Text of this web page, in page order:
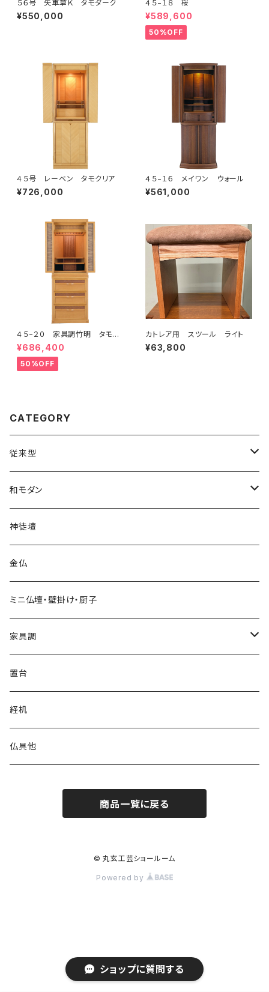
ショップに質問する
５６号 矢車草Ｋ タモダーク
¥550,000
４５−１８ 桜
¥589,600
50%OFF
４５号 レーベン タモクリア
¥726,000
４５−１６ メイワン ウォール
¥561,000
４５−２０ 家具調竹明 タモ／1
4340
¥686,400
50%OFF
カトレア用 スツール ライト
¥63,800
CATEGORY
従来型
上置
地袋付仏間用・半台
台付
和モダン
上置
台付
神徒壇
金仏
ミニ仏壇・壁掛け・厨子
家具調
上置
台付
置台
経机
仏具他
商品一覧に戻る
© 丸玄工芸ショールーム
Powered by